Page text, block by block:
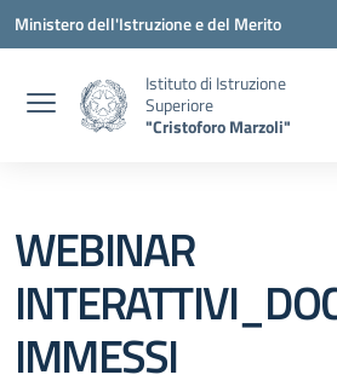
Vai ai contenuti
Vai al menu di navigazione
Vai al footer
Ministero dell'Istruzione e del Merito
Istituto di Istruzione
Superiore
"Cristoforo Marzoli"
WEBINAR
IMMESSI